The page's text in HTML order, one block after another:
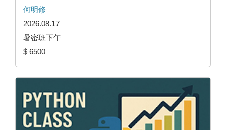
何明修
2026.08.17
暑密班下午
$ 6500